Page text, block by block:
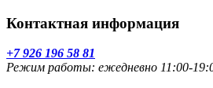
Контактная информация
+7 926 196 58 81
Режим работы: ежедневно 11:00-